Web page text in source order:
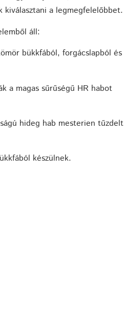
kiválasztani a legmegfelelőbbet.
áll:
bükkfából, forgácslapból és
a magas sűrűségű HR habot
hideg hab mesterien tűzdelt
készülnek.